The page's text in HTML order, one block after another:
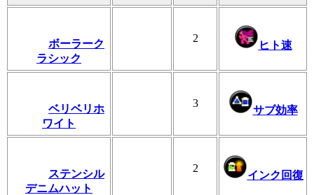
ボーラーク
ラシック
2
ヒト速
ベリベリホ
ワイト
3
サブ効率
ステンシル
デニムハット
2
インク回復